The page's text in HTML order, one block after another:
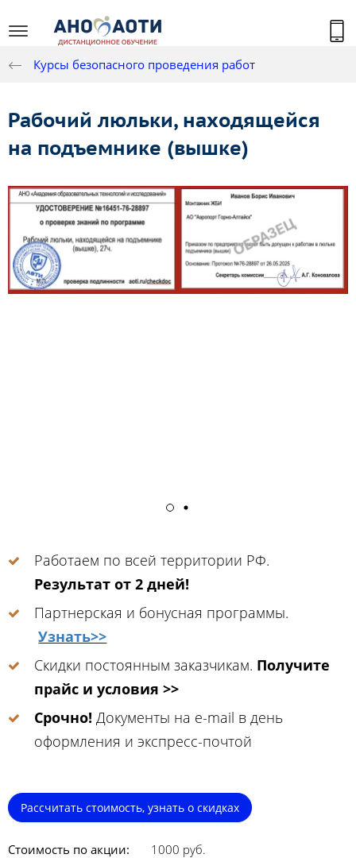
Курсы безопасного проведения работ
Рабочий люльки, находящейся
на подъемнике (вышке)
Работаем по всей территории РФ.
Результат от 2 дней!
Партнерская и бонусная программы.
Узнать>>
Скидки постоянным заказчикам. Получите
прайс и условия >>
Срочно! Документы на e-mail в день
оформления и экспресс-почтой
Рассчитать стоимость, узнать о скидках
Стоимость по акции:
1000 руб.